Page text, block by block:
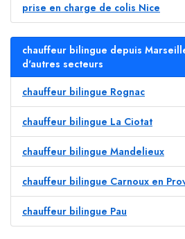
prise en charge de colis Nice
chauffeur bilingue depuis
d'autres secteurs
chauffeur bilingue Rognac
chauffeur bilingue La Ciotat
chauffeur bilingue Mandelieux
chauffeur bilingue Carnoux en
chauffeur bilingue Pau